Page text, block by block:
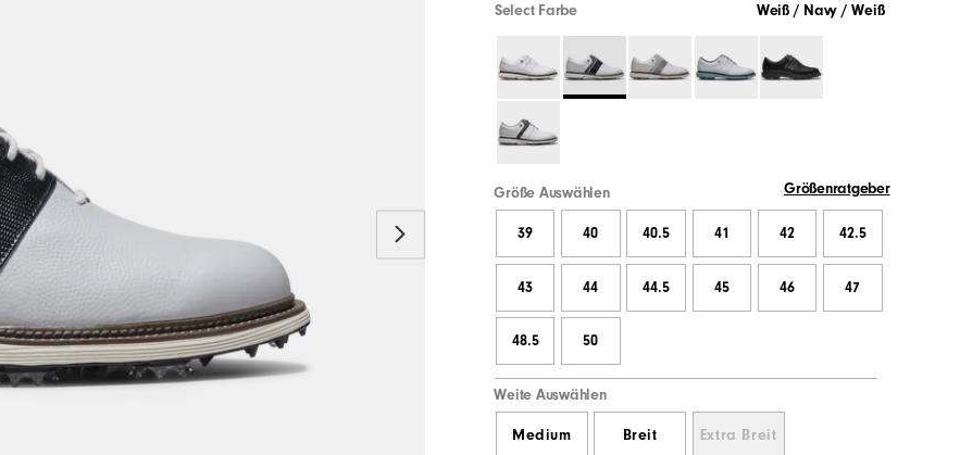
Select Farbe Weiß / Navy / Weiß
Größe Auswählen Größenratgeber
39 40 40.5 41 42 42.5
43 44 44.5 45 46 47
48.5 50
Weite Auswählen
Medium Breit Extra Breit